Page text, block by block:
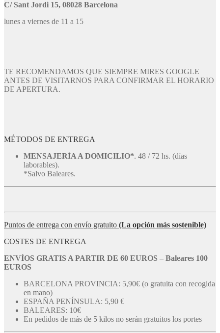
C/ Sant Jordi 15, 08028 Barcelona
lunes a viernes de 11 a 15
TE RECOMENDAMOS QUE SIEMPRE MIRES GOOGLE
ANTES DE VISITARNOS PARA CONFIRMAR EL HORARIO
DE APERTURA.
MÉTODOS DE ENTREGA
MENSAJERÍA A DOMICILIO*. 48 / 72 hs. (días
laborables).
*Salvo Baleares.
Puntos de entrega con envío gratuito (La opción más sostenible)
COSTES DE ENTREGA
ENVÍOS GRATIS A PARTIR DE 60 EUROS – Baleares 100
EUROS
BARCELONA PROVINCIA: 5,90€ (o gratuita con recogida
en mano)
ESPAÑA PENÍNSULA: 5,90 €
BALEARES: 10€
En pedidos de más de 5 kilos no serán gratuitos los portes